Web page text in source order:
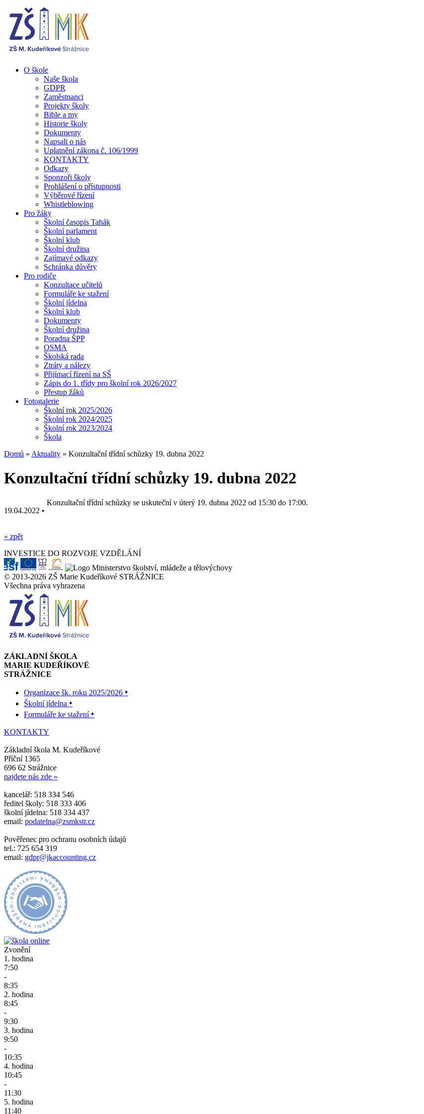
O škole
Naše škola
GDPR
Zaměstnanci
Projekty školy
Bible a my
Historie školy
Dokumenty
Napsali o nás
Uplatnění zákona č. 106/1999
KONTAKTY
Odkazy
Sponzoři školy
Prohlášení o přístupnosti
Výběrové řízení
Whistleblowing
Pro žáky
Školní časopis Tahák
Školní parlament
Školní klub
Školní družina
Zajímavé odkazy
Schránka důvěry
Pro rodiče
Konzultace učitelů
Formuláře ke stažení
Školní jídelna
Školní klub
Dokumenty
Školní družina
Poradna ŠPP
OSMA
Školská rada
Ztráty a nálezy
Přijímací řízení na SŠ
Zápis do 1. třídy pro školní rok 2026/2027
Přestup žáků
Fotogalerie
Školní rok 2025/2026
Školní rok 2024/2025
Školní rok 2023/2024
Škola
Domů » Aktuality » Konzultační třídní schůzky 19. dubna 2022
Konzultační třídní schůzky 19. dubna 2022
19.04.2022 •
Konzultační třídní schůzky se uskuteční v úterý 19. dubna 2022 od 15:30 do 17:00.
« zpět
INVESTICE DO ROZVOJE VZDĚLÁNÍ
© 2013-2026 ZŠ Marie Kudeříkové STRÁŽNICE
Všechna práva vyhrazena
ZÁKLADNÍ ŠKOLA
MARIE KUDEŘÍKOVÉ
STRÁŽNICE
Organizace šk. roku 2025/2026 •
Školní jídelna •
Formuláře ke stažení •
KONTAKTY
Základní škola M. Kudeříkové
Příční 1365
696 62 Strážnice
najdete nás zde »
kancelář: 518 334 546
ředitel školy: 518 333 406
školní jídelna: 518 334 437
email: podatelna@zsmkstr.cz
Pověřenec pro ochranu osobních údajů
tel.: 725 654 319
email: gdpr@jkaccounting.cz
Zvonění
1. hodina
7:50
-
8:35
2. hodina
8:45
-
9:30
3. hodina
9:50
-
10:35
4. hodina
10:45
-
11:30
5. hodina
11:40